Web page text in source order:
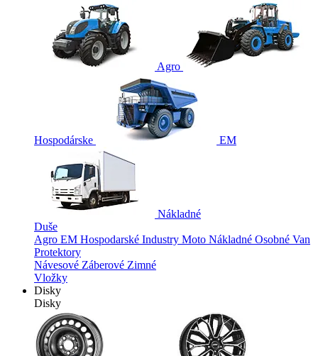
Agro
Hospodárske EM
Nákladné
Duše
Agro EM Hospodarské Industry Moto Nákladné Osobné Van
Protektory
Návesové Záberové Zimné
Vložky
Disky
Disky